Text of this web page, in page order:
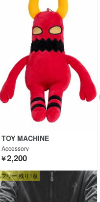
TOY MACHINE
Accessory
￥2,200
フリー 残り1点